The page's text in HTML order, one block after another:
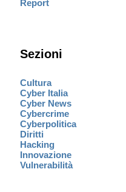
Report
Sezioni
Cultura
Cyber Italia
Cyber News
Cybercrime
Cyberpolitica
Diritti
Hacking
Innovazione
Vulnerabilità